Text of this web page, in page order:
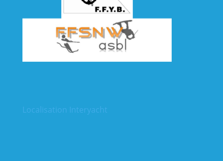
Localisation Interyacht